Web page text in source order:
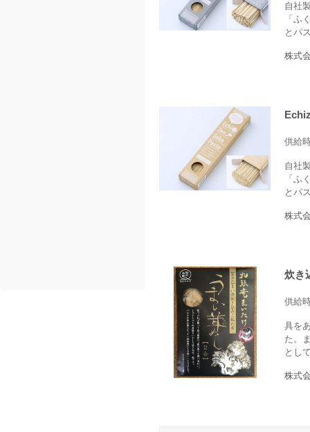
自社
「ふ
とパ
株式
供給
自社
「ふ
とパ
株式
炊き
供給
具を
た。
とし
株式